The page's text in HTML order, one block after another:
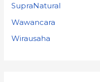
SupraNatural
Wawancara
Wirausaha